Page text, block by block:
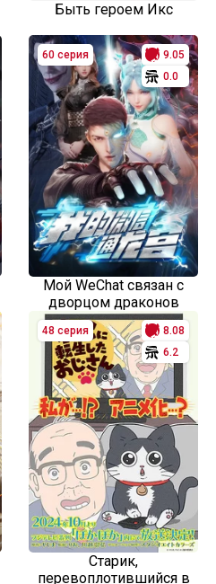
Быть героем Икс
60 серия
9.05
0.0
Мой WeChat связан с
дворцом драконов
48 серия
8.08
6.2
Старик,
перевоплотившийся в